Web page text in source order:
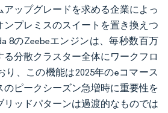
アップグレードを求める企業によっ
プレミスのスイートを置き換えつ
8のZeebeエンジンは、毎秒数百万
分散クラスター全体にワークフロ
り、この機能は2025年のeコマース
のピークシーズン急増時に重要性を
ッドパターンは過渡的なものでは